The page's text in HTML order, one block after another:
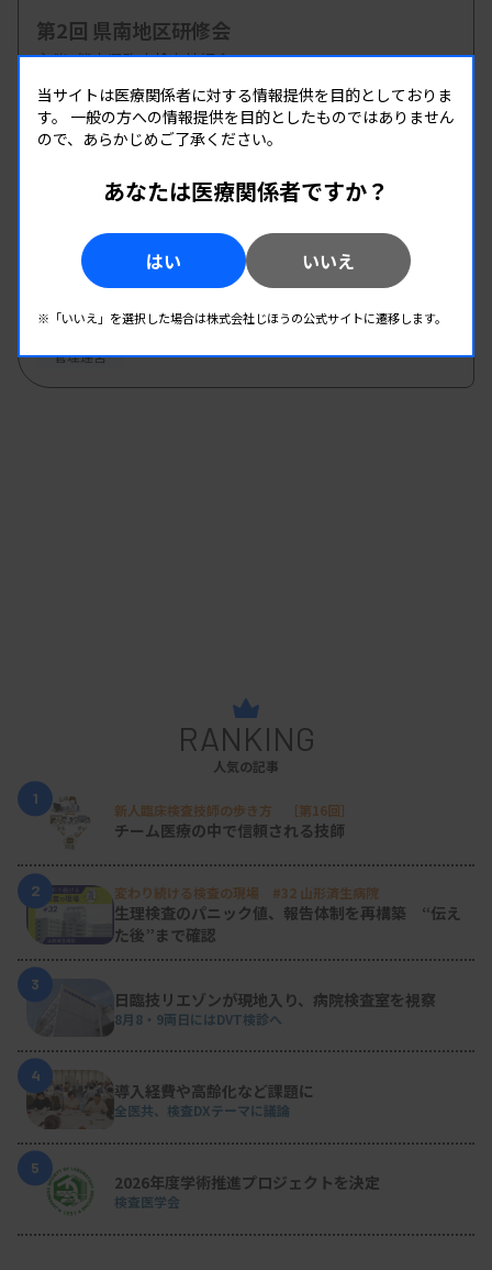
第2回 県南地区研修会
主催 :熊本県臨床検査技師会
開催場所 : WEB
管理運営
08.20（木）-2026.08.20（木）
第8回臨床検査技師のための キャリア形成 セミ
愛知県有志グループ
開催場所 : WEB
管理運営
RANKING
人気の記事
1
新人臨床検査技師の歩き方 ［第16回］
チーム医療の中で信頼される技師
2 変わり続ける検査の現場 #32 山形済生病院
生理検査のパニック値、報告体制を再構築 “伝え
た後”まで確認
3
日臨技リエゾンが現地入り、病院検査室を視察
8月8・9両日にはDVT検診へ
4
導入経費や高齢化など課題に
全医共、検査DXテーマに議論
5
2026年度学術推進プロジェクトを決定
検査医学会
当サイトは医療関係者に対する情報提供を目的としておりま
す。 一般の方への情報提供を目的としたものではありません
ので、あらかじめご了承ください。
あなたは医療関係者ですか？
はい いいえ
※「いいえ」を選択した場合は株式会社じほうの公式サイトに遷移します。